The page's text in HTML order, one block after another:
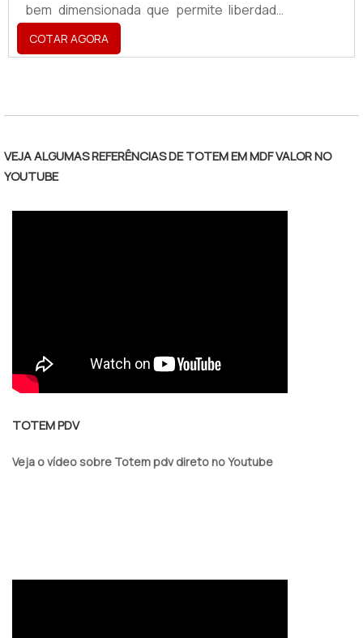
bem dimensionada que permite liberdade
de movimento sem perder qualidade na
proteção. Se for realizada uma pesquisa de
praticidade na hora de higienizá-la.Em
preocupação. Com a pandemia do
coronavírus, autoridades têm estabelecido
COTAR AGORA
VEJA ALGUMAS REFERÊNCIAS DE TOTEM EM MDF VALOR NO
YOUTUBE
TOTEM PDV
Veja o vídeo sobre Totem pdv direto no Youtube